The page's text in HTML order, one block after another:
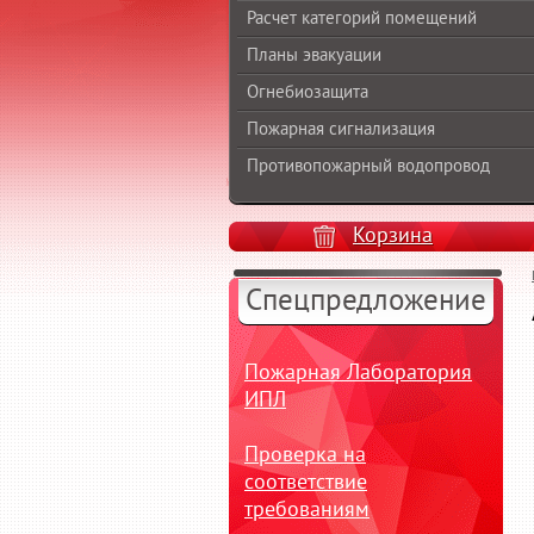
Расчет категорий помещений
Планы эвакуации
Огнебиозащита
Пожарная сигнализация
Противопожарный водопровод
Корзина
Спецпредложение
Пожарная Лаборатория
ИПЛ
Проверка на
соответствие
требованиям